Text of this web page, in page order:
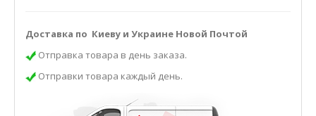
Доставка по Киеву и Украине Новой Почтой
Отправка товара в день заказа.
Отправки товара каждый день.